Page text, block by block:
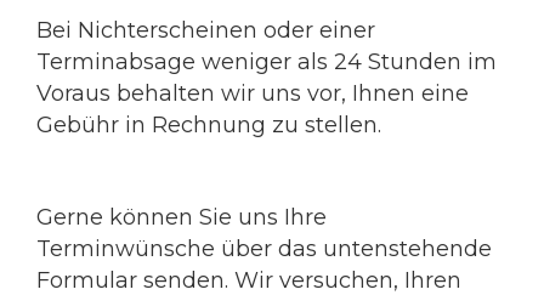
Bei Nichterscheinen oder einer
Terminabsage weniger als 24 Stunden im
Voraus behalten wir uns vor, Ihnen eine
Gebühr in Rechnung zu stellen.
Gerne können Sie uns Ihre
Terminwünsche über das untenstehende
Formular senden. Wir versuchen, Ihren